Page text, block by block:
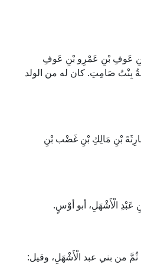
بْنِ عَوفِ بْنِ عَمْرِو بْنِ عَوفِ
بِنْتُ صَامِتِ. كان له من الولد
بْنِ مَالِكِ بْنِ غَضْب بْنِ
عَبْدِ الْأَشْهَلِ، أبو أوْسٍ.
من بني عبد الْأَشْهَلِ، وقيل: